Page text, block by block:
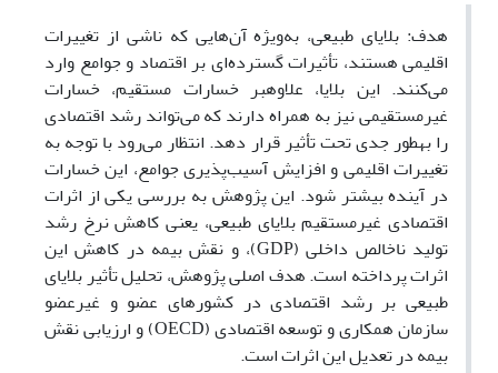
هدف: بلایای طبیعی، به‌ویژه آن‌هایی که ناشی از تغییرات
اقلیمی هستند، تأثیرات گسترده‌ای بر اقتصاد و جوامع وارد
می‌کنند. این بلایا، علاوه‎بر خسارات مستقیم، خسارات
غیرمستقیمی نیز به همراه دارند که می‌تواند رشد اقتصادی
را به‎طور جدی تحت تأثیر قرار دهد. انتظار می‌رود با توجه به
تغییرات اقلیمی و افزایش آسیب‌پذیری جوامع، این خسارات
در آینده بیشتر شود. این پژوهش به بررسی یکی از اثرات
اقتصادی غیرمستقیم بلایای طبیعی، یعنی کاهش نرخ رشد
تولید ناخالص داخلی (GDP)، و نقش بیمه در کاهش این
اثرات پرداخته است. هدف اصلی پژوهش، تحلیل تأثیر بلایای
طبیعی بر رشد اقتصادی در کشورهای عضو و غیرعضو
سازمان همکاری و توسعه اقتصادی (OECD) و ارزیابی نقش
بیمه در تعدیل این اثرات است.